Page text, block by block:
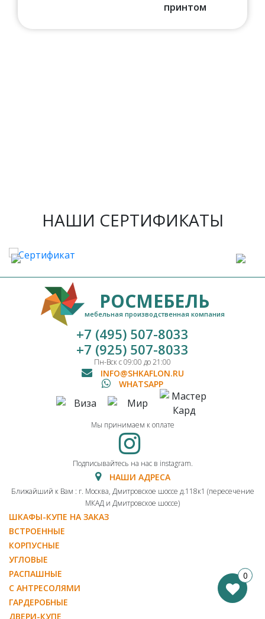
принтом
НАШИ СЕРТИФИКАТЫ
РОСМЕБЕЛЬ
мебельная производственная компания
+7 (495) 507-8033
+7 (925) 507-8033
Пн-Вск с 09:00 до 21:00
INFO@SHKAFLON.RU
WHATSAPP
Мы принимаем к оплате
Подписывайтесь на нас в instagram.
НАШИ АДРЕСА
Ближайший к Вам : г. Москва, Дмитровское шоссе д.118к1 (пересечение
МКАД и Дмитровское шоссе)
ШКАФЫ-КУПЕ НА ЗАКАЗ
ВСТРОЕННЫЕ
КОРПУСНЫЕ
УГЛОВЫЕ
РАСПАШНЫЕ
С АНТРЕСОЛЯМИ
ГАРДЕРОБНЫЕ
ДВЕРИ-КУПЕ
0